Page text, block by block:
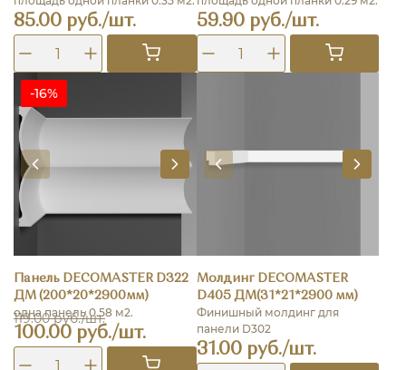
85.00 руб./шт. 59.90 руб./шт.
-16%
Панель DECOMASTER D322
ДМ (200*20*2900мм)
одна панель 0.58 м2.
119.00 руб./шт.
100.00 руб./шт.
Молдинг DECOMASTER
D405 ДМ(31*21*2900 мм)
Финишный молдинг для
панели D302
31.00 руб./шт.